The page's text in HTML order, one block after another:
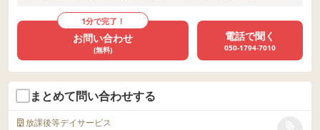
1分で完了！
お問い合わせ
(無料)
電話で聞く
050-1794-7010
まとめて問い合わせする
放課後等デイサービス